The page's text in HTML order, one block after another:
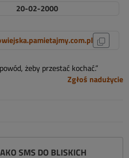
20-02-2000
żeby przestać kochać.”
Zgłoś nadużycie
SMS DO BLISKICH